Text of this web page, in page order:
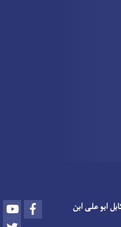
ابو علی ابن Youtube